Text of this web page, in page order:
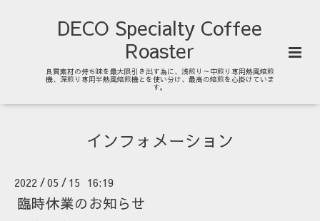
DECO Specialty Coffee
Roaster
良質素材の持ち味を最大限引き出す為に、浅煎り～中煎り専用熱風焙煎
機、深煎り専用半熱風焙煎機とを使い分け、最高の焙煎を心掛けていま
す。
インフォメーション
2022 /05 / 15 16:19
臨時休業のお知らせ